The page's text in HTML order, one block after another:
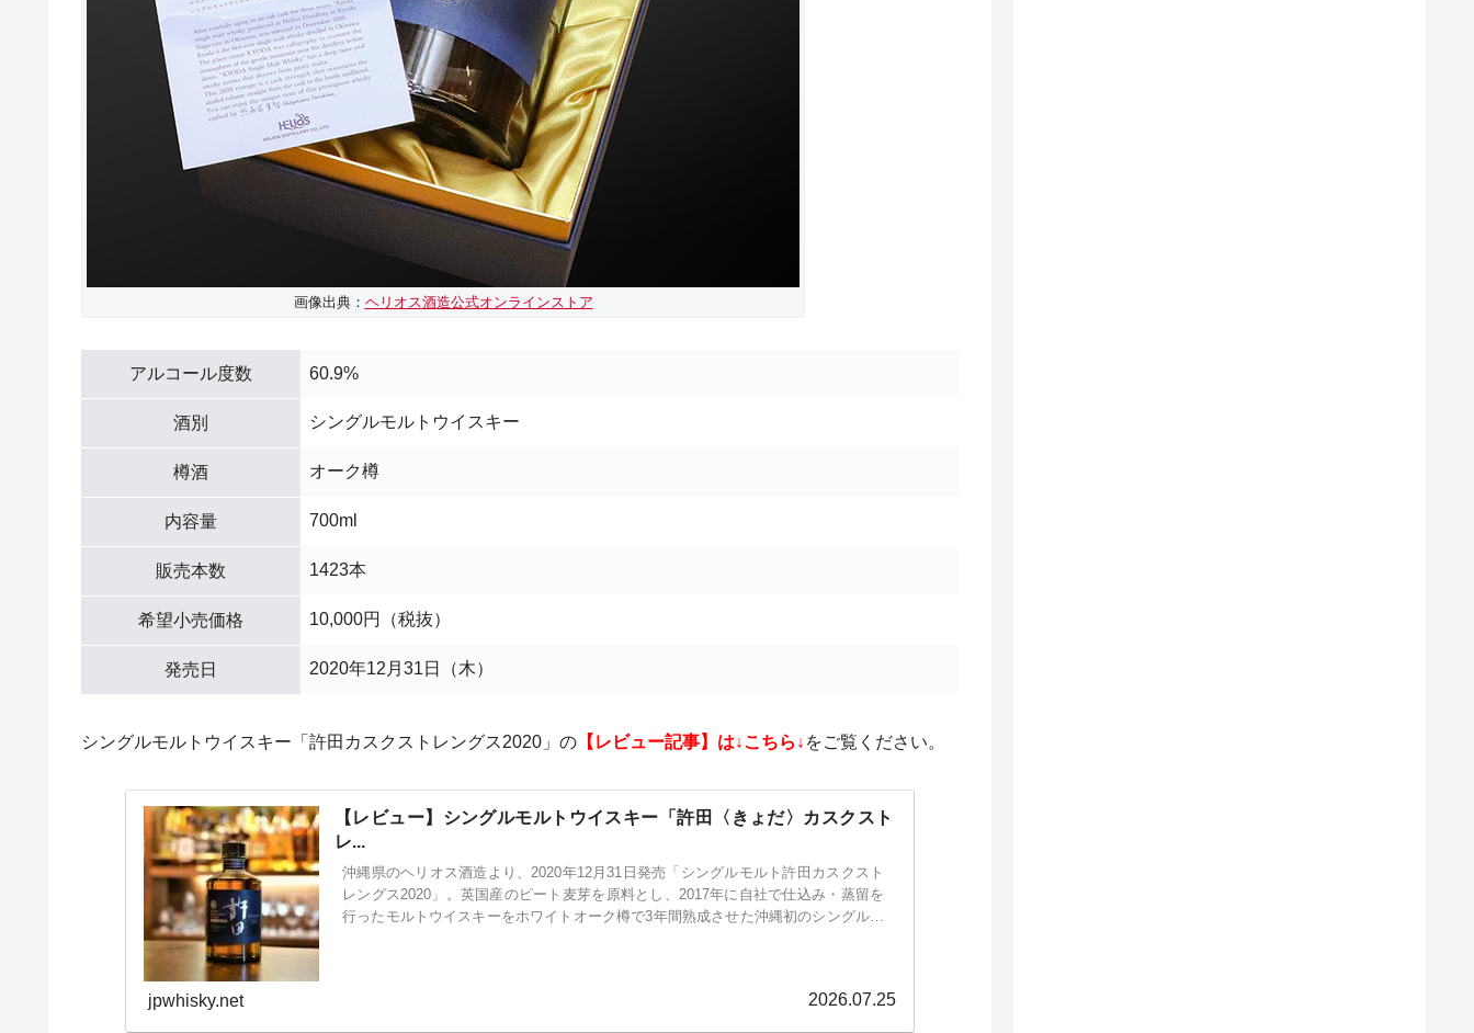
画像出典： ヘリオス酒造公式オンラインストア
アルコール度数 60.9%
酒別 シングルモルトウイスキー
樽酒 オーク樽
内容量 700ml
販売本数 1423本
希望小売価格 10,000円（税抜）
発売日 2020年12月31日（木）
シングルモルトウイスキー「許田カスクストレングス2020」の 【レビュー記事】は↓こちら↓ をご覧ください。
【レビュー】シングルモルトウイスキー「許田〈きょだ〉カスクスト
レ...
沖縄県のヘリオス酒造より、2020年12月31日発売「シングルモルト許田カスクスト
レングス2020」。英国産のピート麦芽を原料とし、2017年に自社で仕込み・蒸留を
行ったモルトウイスキーをホワイトオーク樽で3年間熟成させた沖縄初のシングルモ
jpwhisky.net 2026.07.25